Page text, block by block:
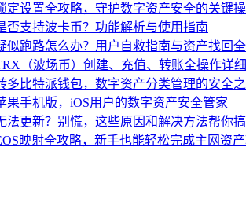
定设置全攻略，守护数字资产安全的关键
否支持波卡币？功能解析与使用指南
似跑路怎么办？用户自救指南与资产找回
（波场币）创建、充值、转账全操作详
多比特派钱包，数字资产分类管理的安全
果手机版，iOS用户的数字资产安全管家
法更新？别慌，这些原因和解决方法帮你
映射全攻略，新手也能轻松完成主网资